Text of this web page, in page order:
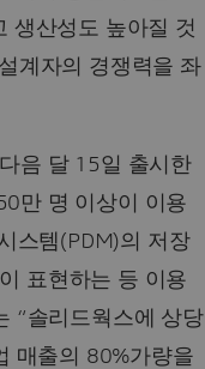
생산성도 높아질 것
계자의 경쟁력을 좌
음 달 15일 출시한
만 명 이상이 이용
스템(PDM)의 저장
표현하는 등 이용
“솔리드웍스에 상당
매출의 80%가량을